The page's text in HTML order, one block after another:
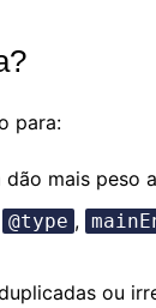
para:
mais peso
@type ,
ou